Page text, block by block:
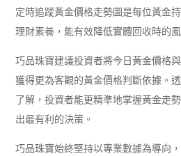
定時追蹤黃金價格走勢圖是每位黃金
理財素養，能有效降低實體回收時的風
巧品珠寶建議投資者將今日黃金價格
獲得更為客觀的黃金價格判斷依據。
了解，投資者能更精準地掌握黃金走
出最有利的決策。
巧品珠寶始終堅持以專業數據為導向